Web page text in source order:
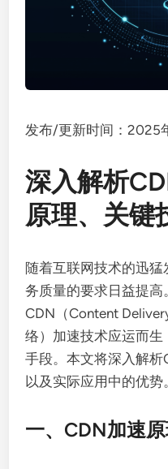
发布/更新时间：2025
深入解析
原理、关键
随着互联网技术的迅
务质量的要求日益提高
CDN（Content
络）加速技术应运而
手段。本文将深入解
以及实际应用中的优势
一、CDN加速